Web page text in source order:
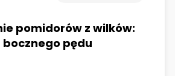
pomidorów z wilków:
pędu